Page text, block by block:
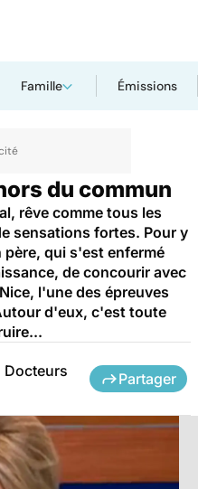
Famille Émissions
: une
du commun
rêve comme tous les
sensations fortes. Pour y
père, qui s'est enfermé
de concourir avec
l'une des épreuves
d'eux, c'est toute
Docteurs Partager